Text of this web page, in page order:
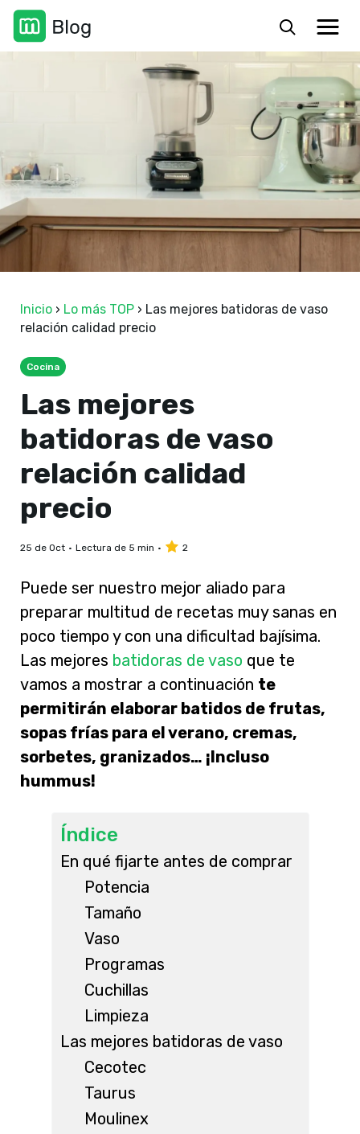
Inicio › Lo más TOP › Las mejores batidoras de vaso
relación calidad precio
Cocina
Las mejores
batidoras de vaso
relación calidad
precio
25 de Oct Lectura de 5 min 2
Puede ser nuestro mejor aliado para
preparar multitud de recetas muy sanas en
poco tiempo y con una dificultad bajísima.
Las mejores batidoras de vaso que te
vamos a mostrar a continuación te
permitirán elaborar batidos de frutas,
sopas frías para el verano, cremas,
sorbetes, granizados… ¡Incluso
hummus!
Índice
En qué fijarte antes de comprar
Potencia
Tamaño
Vaso
Programas
Cuchillas
Limpieza
Las mejores batidoras de vaso
Cecotec
Taurus
Moulinex